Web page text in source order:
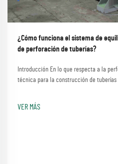
¿Cómo funciona el sistema de
de perforación de tuberías?
Introducción En lo que respecta a la
técnica para la construcción de tuberías
método sencillo de emplear una
VER MÁS